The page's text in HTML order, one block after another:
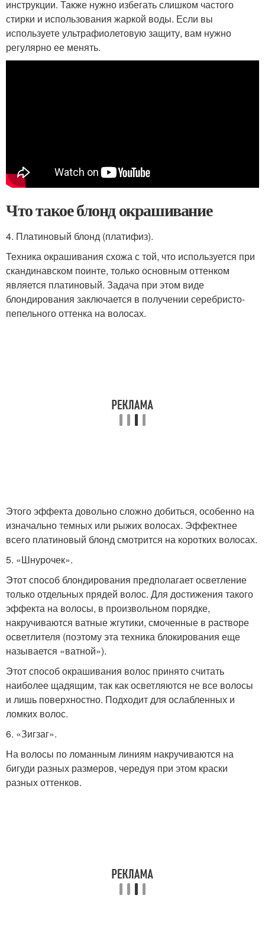
инструкции. Также нужно избегать слишком частого
стирки и использования жаркой воды. Если вы
используете ультрафиолетовую защиту, вам нужно
регулярно ее менять.
Что такое блонд окрашивание
4. Платиновый блонд (платифиз).
Техника окрашивания схожа с той, что используется при
скандинавском поинте, только основным оттенком
является платиновый. Задача при этом виде
блондирования заключается в получении серебристо-
пепельного оттенка на волосах.
Этого эффекта довольно сложно добиться, особенно на
изначально темных или рыжих волосах. Эффектнее
всего платиновый блонд смотрится на коротких волосах.
5. «Шнурочек».
Этот способ блондирования предполагает осветление
только отдельных прядей волос. Для достижения такого
эффекта на волосы, в произвольном порядке,
накручиваются ватные жгутики, смоченные в растворе
осветлителя (поэтому эта техника блокирования еще
называется «ватной»).
Этот способ окрашивания волос принято считать
наиболее щадящим, так как осветляются не все волосы
и лишь поверхностно. Подходит для ослабленных и
ломких волос.
6. «Зигзаг».
На волосы по ломанным линиям накручиваются на
бигуди разных размеров, чередуя при этом краски
разных оттенков.